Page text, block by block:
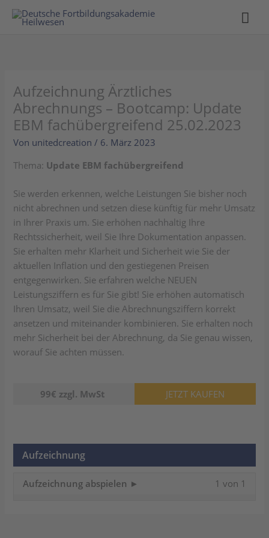
Aufzeichnung Ärztliches
Abrechnungs – Bootcamp: Update
EBM fachübergreifend 25.02.2023
Von unitedcreation/ 6. März 2023
Thema: Update EBM fachübergreifend
Sie werden erkennen, welche Leistungen Sie bisher noch
nicht abrechnen und setzen diese künftig für mehr Umsatz
in Ihrer Praxis um. Sie erhöhen nachhaltig Ihre
Rechtssicherheit, weil Sie Ihre Dokumentation anpassen.
Sie erhalten mehr Klarheit und Sicherheit wie Sie der
aktuellen Inflation und den gestiegenen Preisen
entgegenwirken. Sie erfahren welche NEUEN
Leistungsziffern es für Sie gibt! Sie erhöhen automatisch
Ihren Umsatz, weil Sie die Abrechnungsziffern korrekt
ansetzen und miteinander kombinieren. Sie erhalten noch
mehr Sicherheit bei der Abrechnung, da Sie genau wissen,
worauf Sie achten müssen.
99€ zzgl. MwSt JETZT KAUFEN
Aufzeichnung
1 von 1
Aufzeichnung abspielen ►